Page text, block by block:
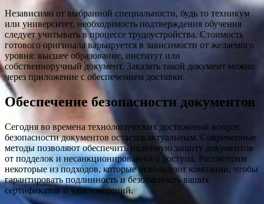
Независимо от выбранной специальности, будь то техникум
или университет, необходимость подтверждения обучения
следует учитывать в процессе трудоустройства. Стоимость
готового оригинала варьируется в зависимости от желаемого
уровня: высшее образование, институт или
собственноручный документ. Заказать такой документ можно
через приложение с обеспечением доставки.
Обеспечение безопасности документов
Сегодня во времена технологических достижений вопрос
безопасности документов остается актуальным. Современные
методы позволяют обеспечить надежную защиту документов
от подделок и несанкционированного доступа. Рассмотрим
некоторые из подходов, которые используют компании, чтобы
гарантировать подлинность и безопасность ваших
сертификатов и удостоверений.